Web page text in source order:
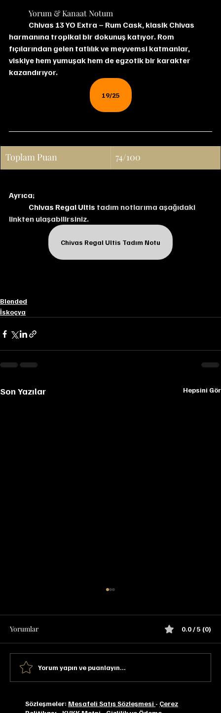
	Yorum & Kanaat Notum
harmanına tropikal bir dokunuş katıyor. Rom
fıçılarından gelen tatlılık ve meyvemsi katmanlar,
viskiye hem yumuşak hem de egzotik bir karakter
kazandırıyor.
19/25
Toplam Puan 74/100
Ayrıca;
Chivas Regal Ultis tadım notlarıma aşağıdaki
linkten ulaşabilirsiniz.
Chivas Regal Ultis Tadım Notu
Blended
İskoçya
Son Yazılar Hepsini Gör
Yorumlar 0.0 / 5 (0)
Yorum yapın ve puanlayın...
Sözleşmeler: Mesafeli Satış Sözleşmesi - Çerez